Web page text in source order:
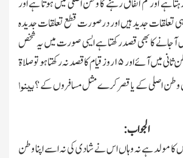
ہے اور کم اتفاق رہنے کا وطن اصلی میں ہوتا ہے اور
تعلقات جدید ہیں اور درصورت قطع تعلقات جدیدہ
کا بھی قصدرکھتا ہے ایسی صورت میں یہ شخص
ثانی میں آئے اور۱۵روز قیام کا قصد نہ رکھتا ہو تو صلاۃ
وطن اصلی کے یا قصر کرے مثل مسافروں کے ؟بینوا
الجواب :
کا مولد ہے نہ وہاں اس نے شادی کی نہ اسے اپنا وطن